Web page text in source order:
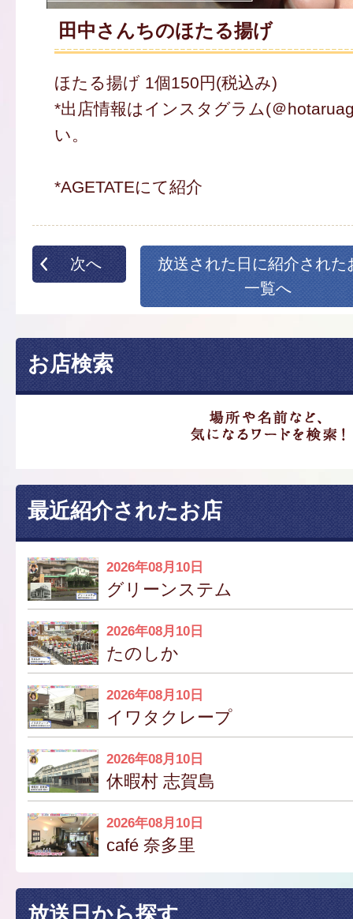
田中さんちのほたる揚げ
ほたる揚げ 1個150円(税込み)
*出店情報はインスタグラム(＠
い。
*AGETATEにて紹介
次へ
放送された日に紹介された
一覧へ
お店検索
最近紹介されたお店
2026年08月10日
グリーンステム
2026年08月10日
たのしか
2026年08月10日
イワタクレープ
2026年08月10日
休暇村 志賀島
2026年08月10日
café 奈多里
放送日から探す